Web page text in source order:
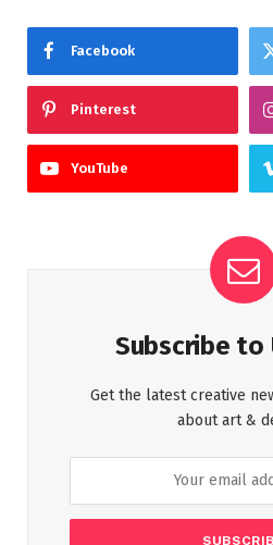
Facebook
Pinterest
YouTube
Subscribe to
Get the latest creative
about art &